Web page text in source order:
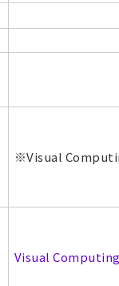
※Visual
Visual